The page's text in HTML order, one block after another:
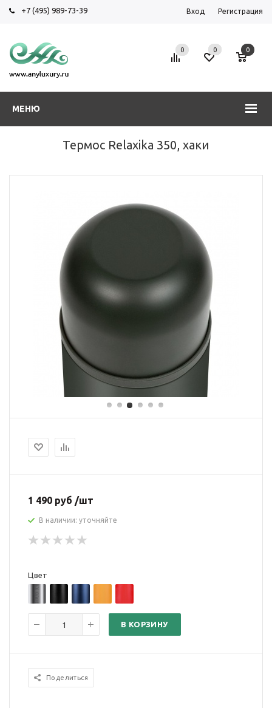
+7 (495) 989-73-39 Вход Регистрация
МЕНЮ
0 0 0
Термос Relaxika 350, хаки
1 490 руб /шт
В наличии: уточняйте
Цвет
В КОРЗИНУ
Поделиться